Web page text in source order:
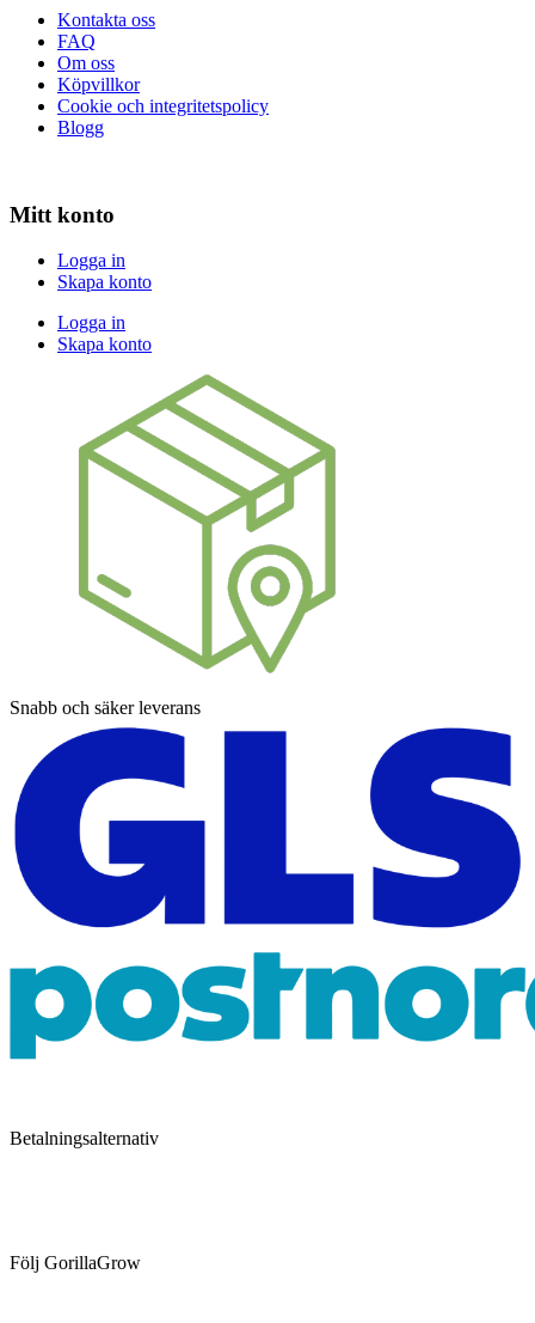
Kontakta oss
FAQ
Om oss
Köpvillkor
Cookie och integritetspolicy
Blogg
Mitt konto
Logga in
Skapa konto
Logga in
Skapa konto
Snabb och säker leverans
Betalningsalternativ
Följ GorillaGrow